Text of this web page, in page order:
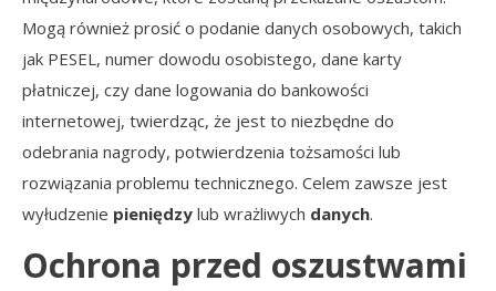
Mogą również prosić o podanie danych osobowych, takich
jak PESEL, numer dowodu osobistego, dane karty
płatniczej, czy dane logowania do bankowości
internetowej, twierdząc, że jest to niezbędne do
odebrania nagrody, potwierdzenia tożsamości lub
rozwiązania problemu technicznego. Celem zawsze jest
wyłudzenie pieniędzy lub wrażliwych danych.
Ochrona przed oszustwami